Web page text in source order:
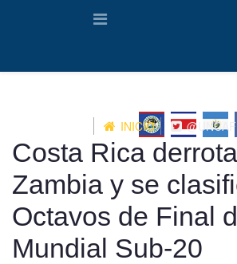
INICIO @UNCAF
Costa Rica
Zambia y se
Octavos de Final
Mundial Sub-20